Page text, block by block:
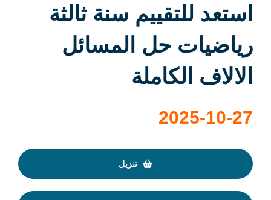
استعد للتقييم سنة ثالثة
رياضيات حل المسائل
الالاف الكاملة
2025-10-27
تنزيل